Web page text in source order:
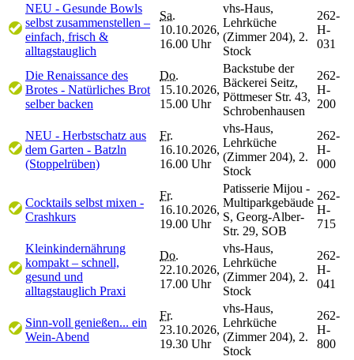
NEU - Gesunde Bowls
selbst zusammenstellen –
einfach, frisch &
alltagstauglich
Sa.
10.10.2026,
16.00 Uhr
vhs-Haus,
Lehrküche
(Zimmer 204), 2.
Stock
262-
H-
031
Die Renaissance des
Brotes - Natürliches Brot
selber backen
Do.
15.10.2026,
15.00 Uhr
Backstube der
Bäckerei Seitz,
Pöttmeser Str. 43,
Schrobenhausen
262-
H-
200
NEU - Herbstschatz aus
dem Garten - Batzln
(Stoppelrüben)
Fr.
16.10.2026,
16.00 Uhr
vhs-Haus,
Lehrküche
(Zimmer 204), 2.
Stock
262-
H-
000
Cocktails selbst mixen -
Crashkurs
Fr.
16.10.2026,
19.00 Uhr
Patisserie Mijou -
Multiparkgebäude
S, Georg-Alber-
Str. 29, SOB
262-
H-
715
Kleinkindernährung
kompakt – schnell,
gesund und
alltagstauglich Praxi
Do.
22.10.2026,
17.00 Uhr
vhs-Haus,
Lehrküche
(Zimmer 204), 2.
Stock
262-
H-
041
Sinn-voll genießen... ein
Wein-Abend
Fr.
23.10.2026,
19.30 Uhr
vhs-Haus,
Lehrküche
(Zimmer 204), 2.
Stock
262-
H-
800